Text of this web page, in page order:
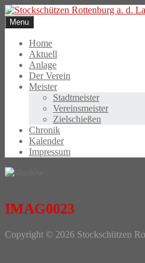
Skip
to
content
Menu
Home
Aktuell
Anlage
Der Verein
Meister
Stadtmeister
Vereinsmeister
Zielschießen
Chronik
Kalender
Impressum
IMAG0023
Photo
Copyright © 2026 Stockschützen